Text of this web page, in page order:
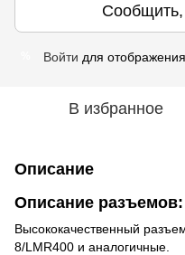
Сообщить,
Войти для
В избранное
Описание
Описание разъемов:
Высококачественный
8/LMR400 и аналогичные.